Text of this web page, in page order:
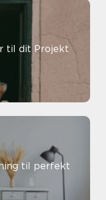
til dit Projekt
til perfekt